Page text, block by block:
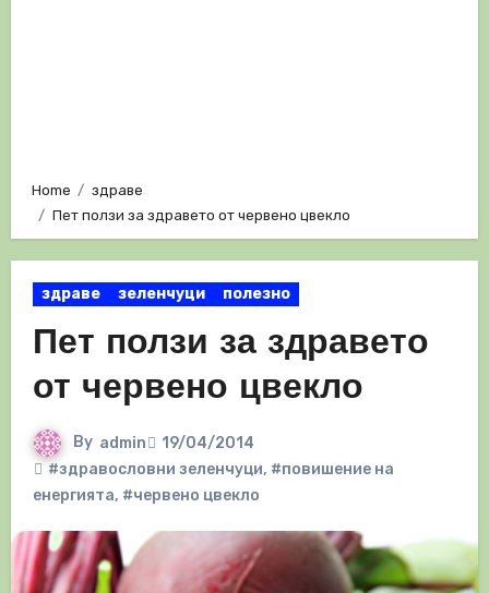
Home
здраве
Пет ползи за здравето от червено цвекло
здраве зеленчуци полезно
Пет ползи за здравето
от червено цвекло
By admin
19/04/2014
#здравословни зеленчуци, #повишение на
енергията, #червено цвекло